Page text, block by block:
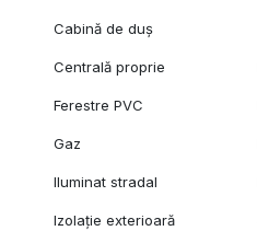
Cabină de duș
Centrală proprie
Ferestre PVC
Gaz
Iluminat stradal
Izolație exterioară